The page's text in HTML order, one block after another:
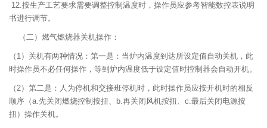
12.按生产工艺要求需要调整控制温度时，操作员应参考智能数控表说明
书进行调节。
（二）燃气燃烧器关机操作：
（1）关机有两种情况：第一是：当炉内温度到达所设定值自动关机，此
时操作员不必任何操作，等到炉内温度低于设定值时控制器会自动开机。
（2）第二是：人为停机和交接班停机时，此时操作员应按开机时的相反
顺序（a.先关闭燃烧控制按扭、b.再关闭风机按扭、c.最后关闭电源按
扭）操作关机。